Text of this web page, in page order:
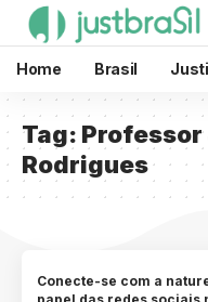
Home Brasil
Tag: Professor
Rodrigues
Conecte-se com a